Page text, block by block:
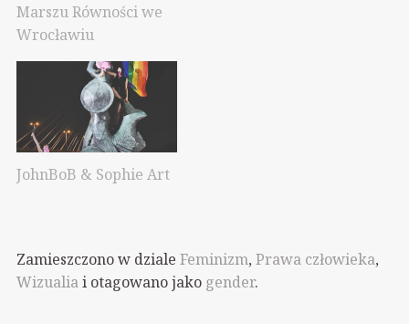
Marszu Równości we
Wrocławiu
JohnBoB & Sophie Art
Zamieszczono w dziale Feminizm, Prawa człowieka,
Wizualiai otagowano jako gender.